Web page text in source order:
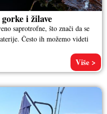
i žilave
saprotrofne, što znači da se
Često ih možemo videti
Više >